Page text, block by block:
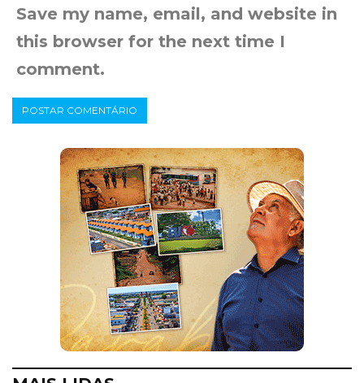
Save my name, email, and website in
this browser for the next time I
comment.